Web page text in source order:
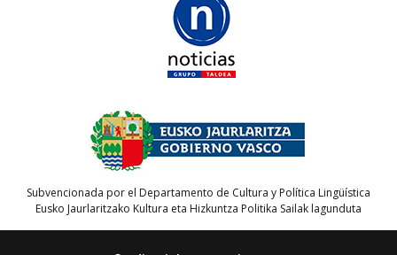
Subvencionada por el Departamento de Cultura y Política Lingüística
Eusko Jaurlaritzako Kultura eta Hizkuntza Politika Sailak lagunduta